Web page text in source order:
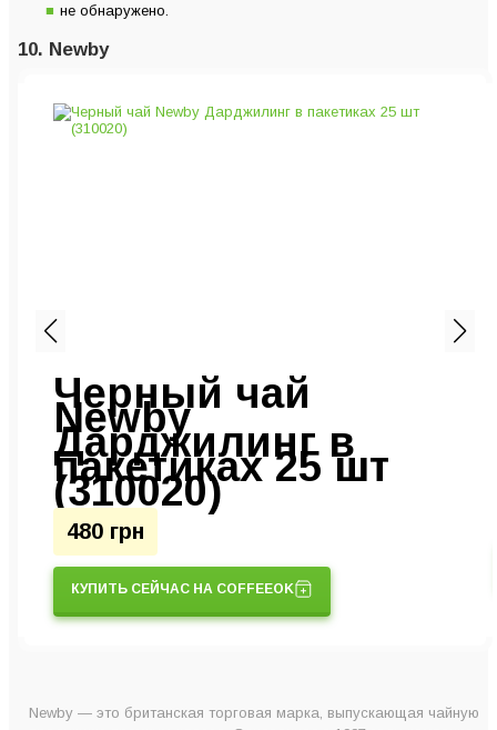
не обнаружено.
10. Newby
Черный чай
Newby
Дарджилинг в
пакетиках 25 шт
(310020)
480 грн
КУПИТЬ СЕЙЧАС НА COFFEEOK
Newby — это британская торговая марка, выпускающая чайную